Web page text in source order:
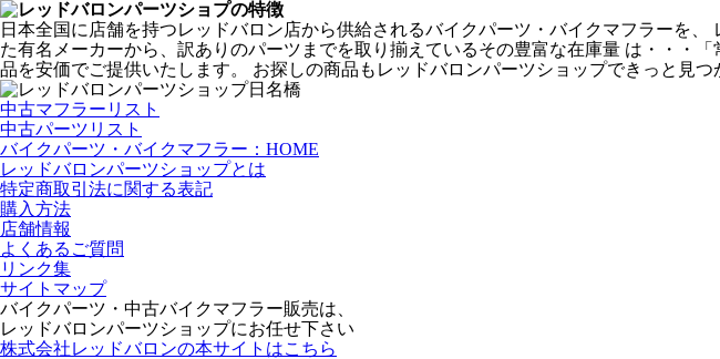
日本全国に店舗を持つレッドバロン店から供給されるバイクパーツ・バイクマフラーを
た有名メーカーから、訳ありのパーツまでを取り揃えているその豊富な在庫量 は・・・
品を安価でご提供いたします。 お探しの商品もレッドバロンパーツショップできっと見つ
中古マフラーリスト
中古パーツリスト
バイクパーツ・バイクマフラー：HOME
レッドバロンパーツショップとは
特定商取引法に関する表記
購入方法
店舗情報
よくあるご質問
リンク集
サイトマップ
バイクパーツ・中古バイクマフラー販売は、
レッドバロンパーツショップにお任せ下さい
株式会社レッドバロンの本サイトはこちら